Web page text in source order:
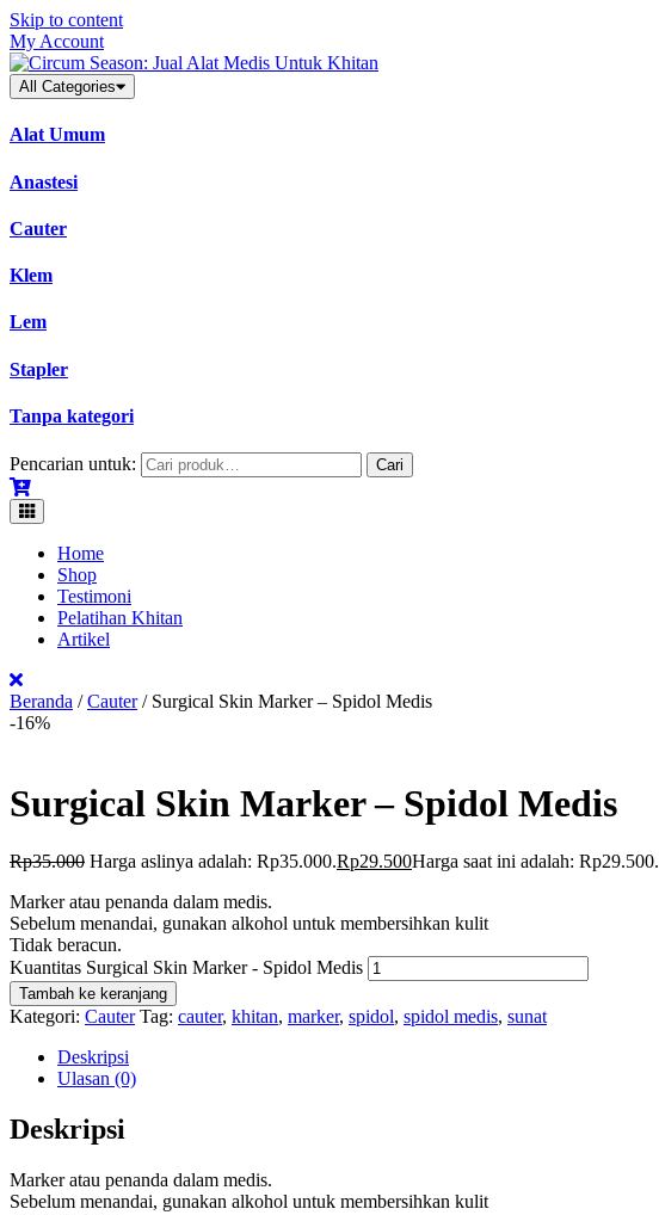
Skip to content
My Account
All Categories
Alat Umum
Anastesi
Cauter
Klem
Lem
Stapler
Tanpa kategori
Pencarian untuk: Cari
Home
Shop
Testimoni
Pelatihan Khitan
Artikel
Beranda /Cauter/ Surgical Skin Marker – Spidol Medis
-16%
Surgical Skin Marker – Spidol Medis
Rp35.000 Harga aslinya adalah: Rp35.000.Rp29.500Harga saat ini adalah: Rp29.500.
Marker atau penanda dalam medis.
Sebelum menandai, gunakan alkohol untuk membersihkan kulit
Tidak beracun.
Kuantitas Surgical Skin Marker - Spidol Medis
Tambah ke keranjang
Kategori: Cauter Tag: cauter, khitan, marker, spidol, spidol medis, sunat
Deskripsi
Ulasan (0)
Deskripsi
Marker atau penanda dalam medis.
Sebelum menandai, gunakan alkohol untuk membersihkan kulit